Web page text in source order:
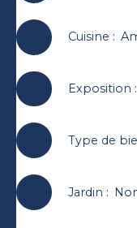
Cuisine :
Exposition :
Type de
Jardin :